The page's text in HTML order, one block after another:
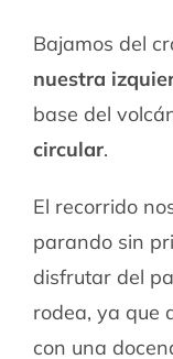
Bajamos del
nuestra
base del
circular.
El recorrido
parando sin
disfrutar del
rodea, ya que
con una